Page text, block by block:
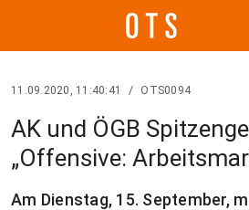
11.09.2020, 11:40:41 / OTS0094
AK und ÖGB
„Offensive:
Am Dienstag, 15. September,